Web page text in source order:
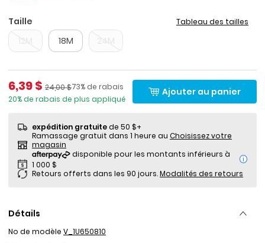
Taille Tableau des tailles
18M
Prix de solde
6,39 $ Pourcentage de rabais
73% de rabais
Prix ​​de détail suggéré par le fabricant
24,00 $
20% de rabais de plus appliqué
Ajouter au panier
expédition gratuitede 50 $+
Ramassage gratuit dans 1 heure au Choisissez votre
magasin
i
Retours offerts dans les 90 jours.Modalités des retours
Détails
No de modèle V_1U650810